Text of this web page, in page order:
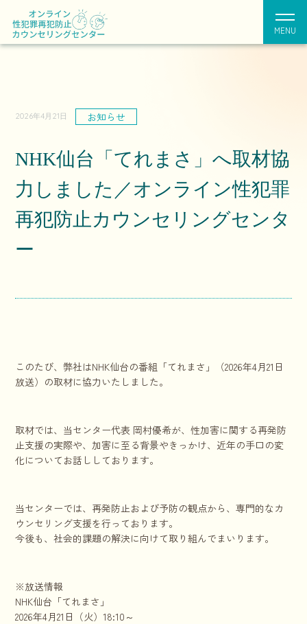
MENU
2026年4月21日 お知らせ
NHK仙台「てれまさ」へ取材協
力しました／オンライン性犯罪
再犯防止カウンセリングセンタ
ー
このたび、弊社はNHK仙台の番組「てれまさ」（2026年4月21日
放送）の取材に協力いたしました。
取材では、当センター代表 岡村優希が、性加害に関する再発防
止支援の実際や、加害に至る背景やきっかけ、近年の手口の変
化についてお話ししております。
当センターでは、再発防止および予防の観点から、専門的なカ
ウンセリング支援を行っております。
今後も、社会的課題の解決に向けて取り組んでまいります。
※放送情報
NHK仙台「てれまさ」
2026年4月21日（火）18:10～